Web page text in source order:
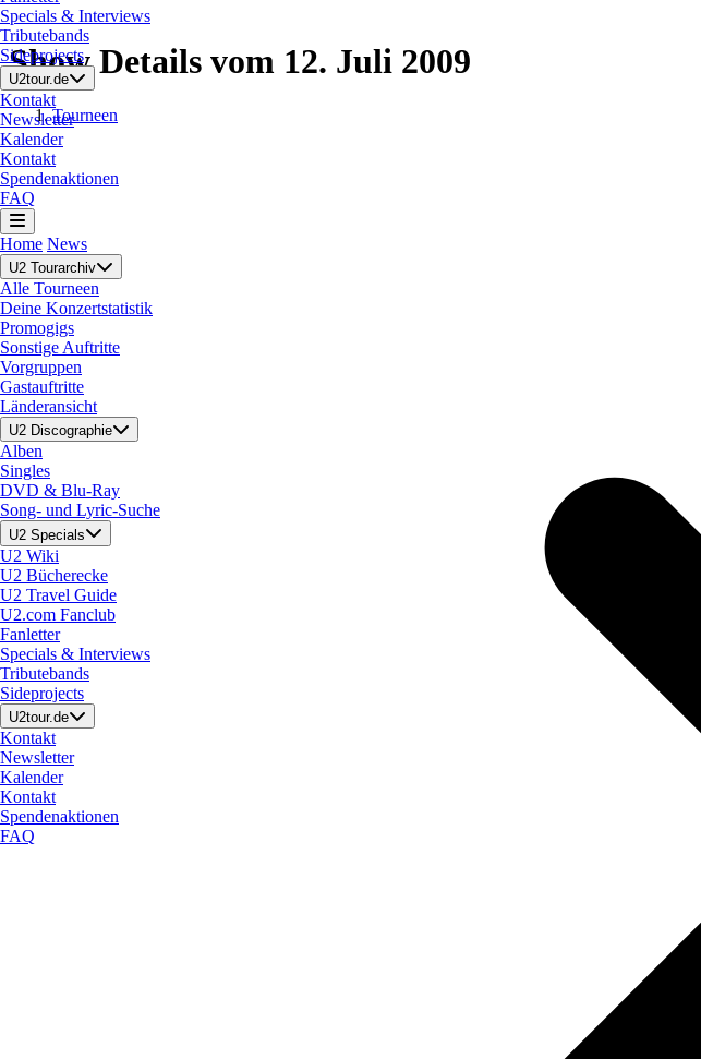
Specials & Interviews
Tributebands
Sideprojects
U2tour.de
Kontakt
Newsletter
Kalender
Kontakt
Spendenaktionen
FAQ
Home News
U2 Tourarchiv
Alle Tourneen
Deine Konzertstatistik
Promogigs
Sonstige Auftritte
Vorgruppen
Gastauftritte
Länderansicht
U2 Discographie
Alben
Singles
DVD & Blu-Ray
Song- und Lyric-Suche
U2 Specials
U2 Wiki
U2 Bücherecke
U2 Travel Guide
U2.com Fanclub
Fanletter
Specials & Interviews
Tributebands
Sideprojects
U2tour.de
Kontakt
Newsletter
Kalender
Kontakt
Spendenaktionen
FAQ
Show Details vom 12. Juli 2009
Tourneen